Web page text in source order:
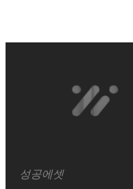
성공에셋